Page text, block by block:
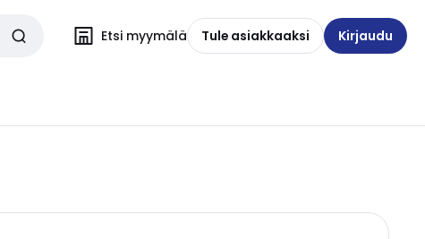
Etsi myymälä Tule asiakkaaksi Kirjaudu